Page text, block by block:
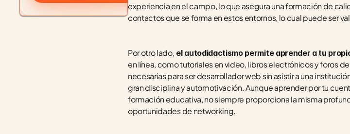
experiencia en el campo, lo que asegura una formación de
contactos que se forma en estos entornos, lo cual puede ser
Por otro lado, el autodidactismo permite aprender a tu
en línea, como tutoriales en video, libros electrónicos y foros
necesarias para ser desarrollador web sin asistir a una
gran disciplina y automotivación. Aunque aprender por tu
formación educativa, no siempre proporciona la misma
oportunidades de networking.